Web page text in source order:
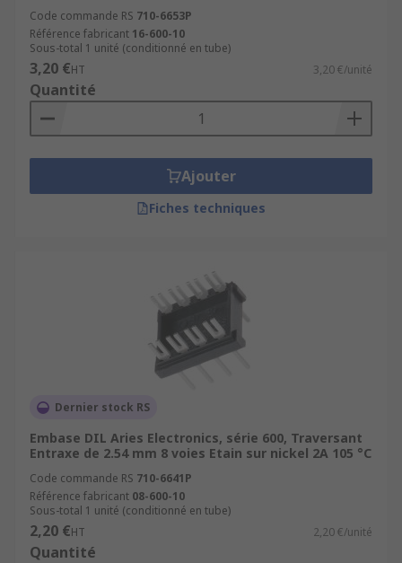
Code commande RS 710-6653P
Référence fabricant 16-600-10
Sous-total 1 unité (conditionné en tube)
3,20 €HT 3,20 €/unité
Quantité
Ajouter
Fiches techniques
Dernier stock RS
Embase DIL Aries Electronics, série 600, Traversant
Entraxe de 2.54 mm 8 voies Etain sur nickel 2A 105 °C
Code commande RS 710-6641P
Référence fabricant 08-600-10
Sous-total 1 unité (conditionné en tube)
2,20 €HT 2,20 €/unité
Quantité